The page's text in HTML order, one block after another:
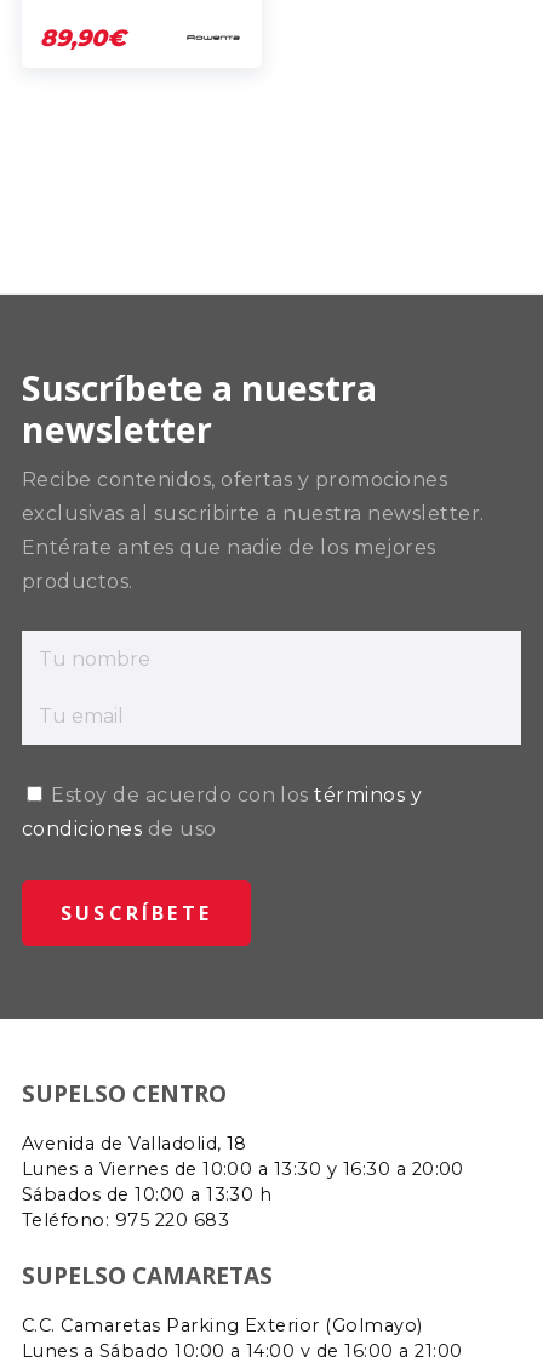
89,90€
Suscríbete a nuestra
newsletter
Recibe contenidos, ofertas y promociones
exclusivas al suscribirte a nuestra newsletter.
Entérate antes que nadie de los mejores
productos.
Estoy de acuerdo con lostérminos y
condiciones de uso
SUPELSO CENTRO
Avenida de Valladolid, 18
Lunes a Viernes de 10:00 a 13:30 y 16:30 a 20:00
Sábados de 10:00 a 13:30 h
Teléfono: 975 220 683
SUPELSO CAMARETAS
C.C. Camaretas Parking Exterior (Golmayo)
Lunes a Sábado 10:00 a 14:00 y de 16:00 a 21:00